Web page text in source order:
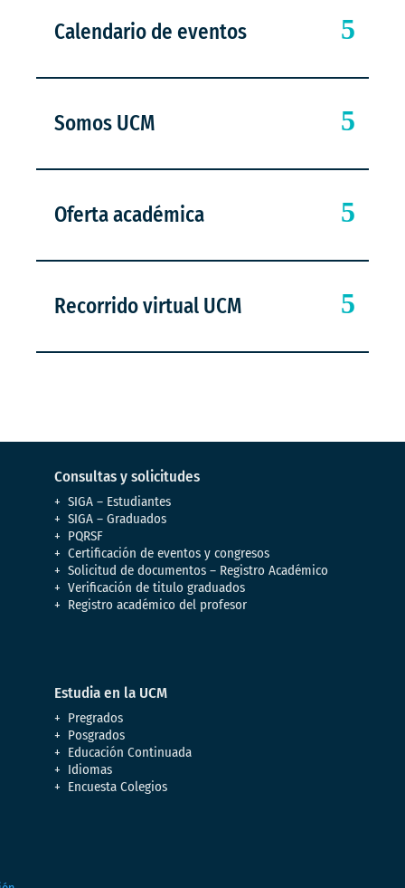
Calendario de eventos
Somos UCM
Oferta académica
Recorrido virtual UCM
Consultas y solicitudes
SIGA – Estudiantes
SIGA – Graduados
PQRSF
Certificación de eventos y congresos
Solicitud de documentos – Registro Académico
Verificación de titulo graduados
Registro académico del profesor
Estudia en la UCM
Pregrados
Posgrados
Educación Continuada
Idiomas
Encuesta Colegios